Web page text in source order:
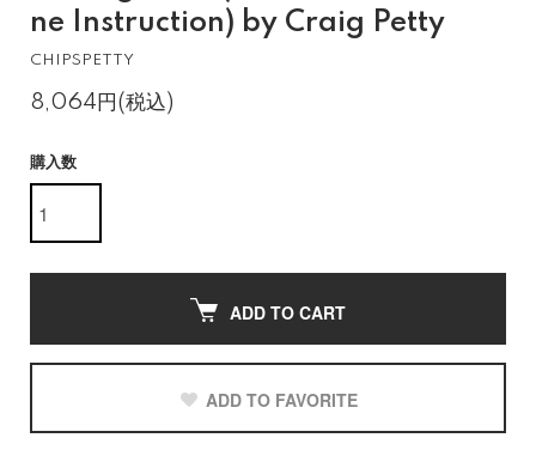
ne Instruction) by Craig Petty
CHIPSPETTY
8,064円(税込)
購入数
ADD TO CART
ADD TO FAVORITE